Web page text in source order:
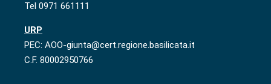
Tel 0971 661111
URP
PEC: AOO-giunta@cert.regione.basilicata.it
C.F. 80002950766